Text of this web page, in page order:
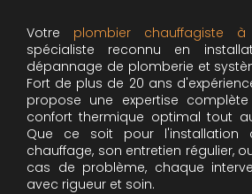
Votre plombier chauffagiste à
spécialiste reconnu en
dépannage de plomberie et
Fort de plus de 20 ans
propose une expertise
confort thermique optimal tout
Que ce soit pour l'installation
chauffage, son entretien régulier,
cas de problème, chaque
avec rigueur et soin.